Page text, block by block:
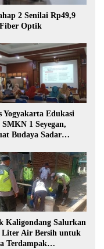
2 Senilai Rp49,9
Optik
Yogyakarta Edukasi
1 Seyegan,
Budaya Sadar
Kaligondang Salurkan
Liter Air Bersih untuk
Terdampak